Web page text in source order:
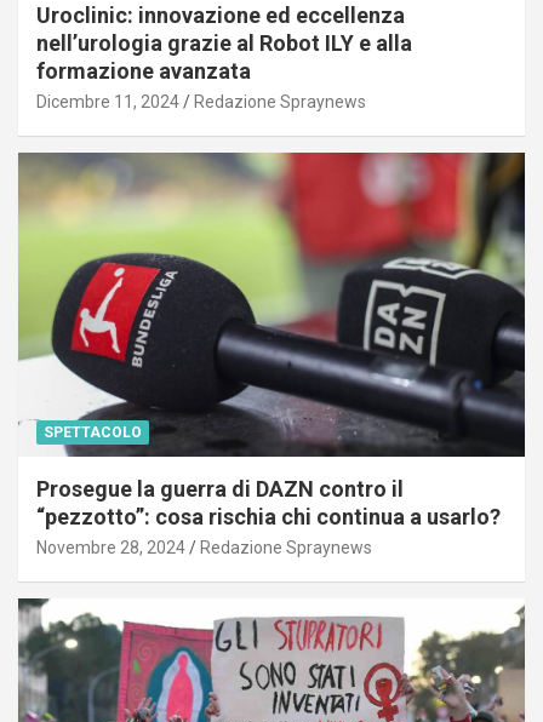
Uroclinic: innovazione ed eccellenza
nell’urologia grazie al Robot ILY e alla
formazione avanzata
Dicembre 11, 2024 Redazione Spraynews
SPETTACOLO
Prosegue la guerra di DAZN contro il
“pezzotto”: cosa rischia chi continua a usarlo?
Novembre 28, 2024 Redazione Spraynews